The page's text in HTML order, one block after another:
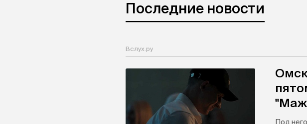
Последние новости
Вслух.ру
Под